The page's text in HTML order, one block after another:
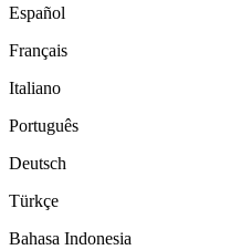
Español
Français
Italiano
Português
Deutsch
Türkçe
Bahasa Indonesia